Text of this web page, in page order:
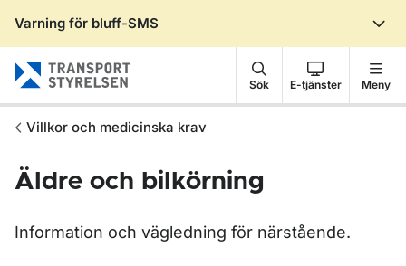
Varning för bluff-SMS
Sök E-tjänster Meny
Villkor och medicinska krav
Äldre och bilkörning
Information och vägledning för närstående.